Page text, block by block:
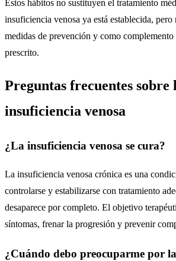
Estos hábitos no sustituyen el tratamiento
insuficiencia venosa ya está establecida, pero
medidas de prevención y como
prescrito.
Preguntas frecuentes sobre
insuficiencia venosa
¿La insuficiencia venosa se cura?
La insuficiencia venosa crónica es una
controlarse y estabilizarse con tratamiento
desaparece por completo. El objetivo
síntomas, frenar la progresión y prevenir
¿Cuándo debo preocuparme por